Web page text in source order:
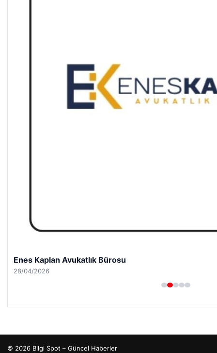
Enes Kaplan Avukatlık Bürosu
28/04/2026
© 2026 Bilgi Spot – Güncel Haberler